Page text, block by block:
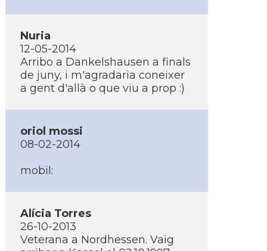
Nuria
12-05-2014
Arribo a Dankelshausen a finals
de juny, i m'agradaria coneixer
a gent d'allà o que viu a prop :)
oriol mossi
08-02-2014
mobil:
Alí­cia Torres
26-10-2013
Veterana a Nordhessen. Vaig